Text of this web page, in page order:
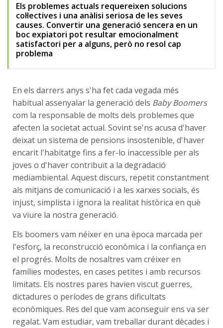
Els problemes actuals requereixen solucions
col·lectives i una anàlisi seriosa de les seves
causes. Convertir una generació sencera en un
boc expiatori pot resultar emocionalment
satisfactori per a alguns, però no resol cap
problema
En els darrers anys s'ha fet cada vegada més
habitual assenyalar la generació dels Baby Boomers
com la responsable de molts dels problemes que
afecten la societat actual. Sovint se'ns acusa d'haver
deixat un sistema de pensions insostenible, d'haver
encarit l'habitatge fins a fer-lo inaccessible per als
joves o d'haver contribuït a la degradació
mediambiental. Aquest discurs, repetit constantment
als mitjans de comunicació i a les xarxes socials, és
injust, simplista i ignora la realitat històrica en què
va viure la nostra generació.
Els boomers vam néixer en una època marcada per
l'esforç, la reconstrucció econòmica i la confiança en
el progrés. Molts de nosaltres vam créixer en
famílies modestes, en cases petites i amb recursos
limitats. Els nostres pares havien viscut guerres,
dictadures o períodes de grans dificultats
econòmiques. Res del que vam aconseguir ens va ser
regalat. Vam estudiar, vam treballar durant dècades i